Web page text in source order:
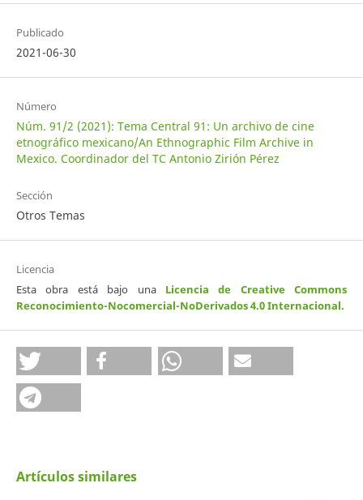
Publicado
2021-06-30
Número
Núm. 91/2 (2021): Tema Central 91: Un archivo de cine
etnográfico mexicano/An Ethnographic Film Archive in
Mexico. Coordinador del TC Antonio Zirión Pérez
Sección
Otros Temas
Licencia
Esta obra está bajo una Licencia de Creative Commons
Reconocimiento-Nocomercial-NoDerivados 4.0 Internacional.
Artículos similares